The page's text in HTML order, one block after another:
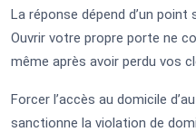
La réponse dépend d’un point
Ouvrir votre propre porte ne
même après avoir perdu vos
Forcer l’accès au domicile
sanctionne la violation de